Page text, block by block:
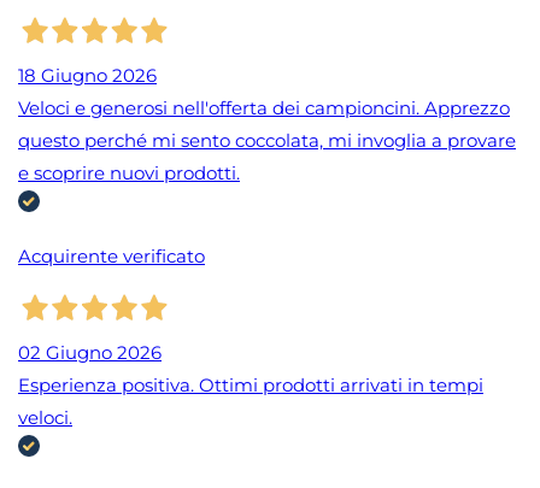
18 Giugno 2026
Veloci e generosi nell'offerta dei campioncini. Apprezzo
questo perché mi sento coccolata, mi invoglia a provare
e scoprire nuovi prodotti.
Acquirente verificato
02 Giugno 2026
Esperienza positiva. Ottimi prodotti arrivati in tempi
veloci.